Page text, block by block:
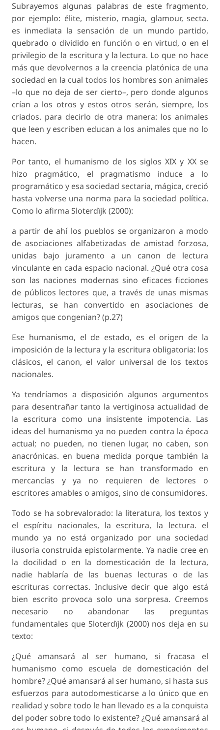
Subrayemos algunas palabras de este fragmento,
por ejemplo: élite, misterio, magia, glamour, secta.
es inmediata la sensación de un mundo partido,
quebrado o dividido en función o en virtud, o en el
privilegio de la escritura y la lectura. Lo que no hace
más que devolvernos a la creencia platónica de una
sociedad en la cual todos los hombres son animales
–lo que no deja de ser cierto–, pero donde algunos
crían a los otros y estos otros serán, siempre, los
criados. para decirlo de otra manera: los animales
que leen y escriben educan a los animales que no lo
hacen.
Por tanto, el humanismo de los siglos XIX y XX se
hizo pragmático, el pragmatismo induce a lo
programático y esa sociedad sectaria, mágica, creció
hasta volverse una norma para la sociedad política.
Como lo afirma Sloterdïjk (2000):
a partir de ahí los pueblos se organizaron a modo
de asociaciones alfabetizadas de amistad forzosa,
unidas bajo juramento a un canon de lectura
vinculante en cada espacio nacional. ¿Qué otra cosa
son las naciones modernas sino eficaces ficciones
de públicos lectores que, a través de unas mismas
lecturas, se han convertido en asociaciones de
amigos que congenian? (p.27)
Ese humanismo, el de estado, es el origen de la
imposición de la lectura y la escritura obligatoria: los
clásicos, el canon, el valor universal de los textos
nacionales.
Ya tendríamos a disposición algunos argumentos
para desentrañar tanto la vertiginosa actualidad de
la escritura como una insistente impotencia. Las
ideas del humanismo ya no pueden contra la época
actual; no pueden, no tienen lugar, no caben, son
anacrónicas. en buena medida porque también la
escritura y la lectura se han transformado en
mercancías y ya no requieren de lectores o
escritores amables o amigos, sino de consumidores.
Todo se ha sobrevalorado: la literatura, los textos y
el espíritu nacionales, la escritura, la lectura. el
mundo ya no está organizado por una sociedad
ilusoria construida epistolarmente. Ya nadie cree en
la docilidad o en la domesticación de la lectura,
nadie hablaría de las buenas lecturas o de las
escrituras correctas. Inclusive decir que algo está
bien escrito provoca solo una sorpresa. Creemos
necesario no abandonar las preguntas
fundamentales que Sloterdïjk (2000) nos deja en su
texto:
¿Qué amansará al ser humano, si fracasa el
humanismo como escuela de domesticación del
hombre? ¿Qué amansará al ser humano, si hasta sus
esfuerzos para autodomesticarse a lo único que en
realidad y sobre todo le han llevado es a la conquista
del poder sobre todo lo existente? ¿Qué amansará al